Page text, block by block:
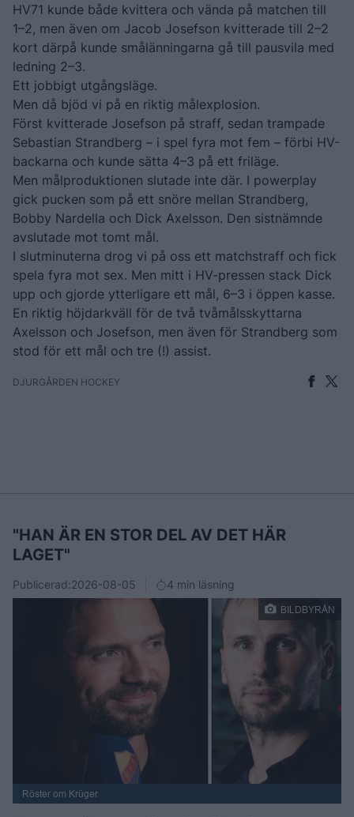
HV71 kunde både kvittera och vända på matchen till
1–2, men även om Jacob Josefson kvitterade till 2–2
kort därpå kunde smålänningarna gå till pausvila med
ledning 2–3.
Ett jobbigt utgångsläge.
Men då bjöd vi på en riktig målexplosion.
Först kvitterade Josefson på straff, sedan trampade
Sebastian Strandberg – i spel fyra mot fem – förbi HV-
backarna och kunde sätta 4–3 på ett friläge.
Men målproduktionen slutade inte där. I powerplay
gick pucken som på ett snöre mellan Strandberg,
Bobby Nardella och Dick Axelsson. Den sistnämnde
avslutade mot tomt mål.
I slutminuterna drog vi på oss ett matchstraff och fick
spela fyra mot sex. Men mitt i HV-pressen stack Dick
upp och gjorde ytterligare ett mål, 6–3 i öppen kasse.
En riktig höjdarkväll för de två tvåmålsskyttarna
Axelsson och Josefson, men även för Strandberg som
stod för ett mål och tre (!) assist.
DJURGÅRDEN HOCKEY
"HAN ÄR EN STOR DEL AV DET HÄR
LAGET"
Publicerad:2026-08-05 4 min läsning
BILDBYRÅN
Röster om Krüger